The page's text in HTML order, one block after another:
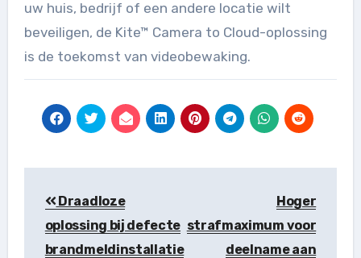
uw huis, bedrijf of een andere locatie wilt
beveiligen, de Kite™ Camera to Cloud-oplossing
is de toekomst van videobewaking.
Draadloze
oplossing bij defecte
brandmeldinstallatie
Hoger
strafmaximum voor
deelname aan